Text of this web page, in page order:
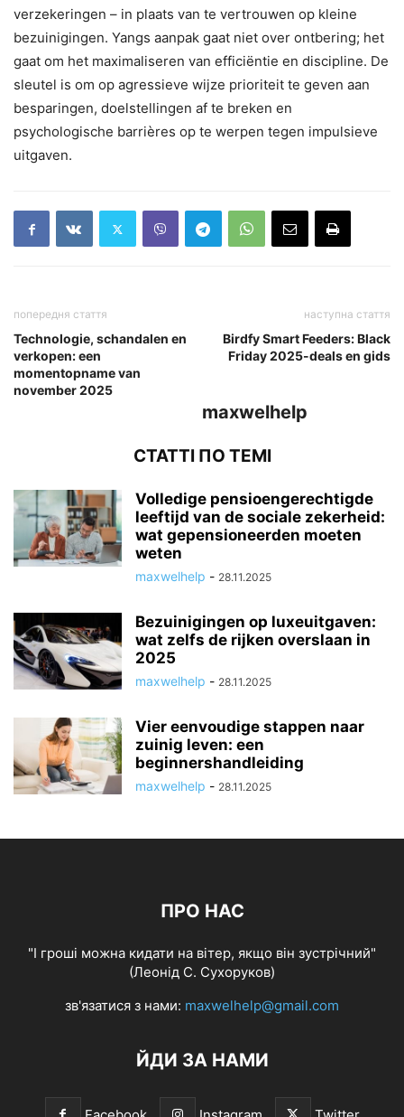
verzekeringen – in plaats van te vertrouwen op kleine
bezuinigingen. Yangs aanpak gaat niet over ontbering; het
gaat om het maximaliseren van efficiëntie en discipline. De
sleutel is om op agressieve wijze prioriteit te geven aan
besparingen, doelstellingen af ​​te breken en
psychologische barrières op te werpen tegen impulsieve
uitgaven.
попередня стаття
Technologie, schandalen en
verkopen: een
momentopname van
november 2025
наступна стаття
Birdfy Smart Feeders: Black
Friday 2025-deals en gids
maxwelhelp
СТАТТІ ПО ТЕМІ
Volledige pensioengerechtigde
leeftijd van de sociale zekerheid:
wat gepensioneerden moeten
weten
maxwelhelp - 28.11.2025
Bezuinigingen op luxeuitgaven:
wat zelfs de rijken overslaan in
2025
maxwelhelp - 28.11.2025
Vier eenvoudige stappen naar
zuinig leven: een
beginnershandleiding
maxwelhelp - 28.11.2025
ПРО НАС
"І гроші можна кидати на вітер, якщо він зустрічний"
(Леонід С. Сухоруков)
зв'язатися з нами: maxwelhelp@gmail.com
ЙДИ ЗА НАМИ